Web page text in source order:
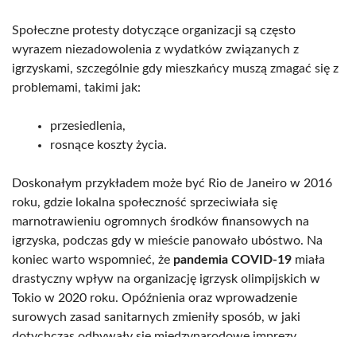
Społeczne protesty dotyczące organizacji są często
wyrazem niezadowolenia z wydatków związanych z
igrzyskami, szczególnie gdy mieszkańcy muszą zmagać się z
problemami, takimi jak:
przesiedlenia,
rosnące koszty życia.
Doskonałym przykładem może być Rio de Janeiro w 2016
roku, gdzie lokalna społeczność sprzeciwiała się
marnotrawieniu ogromnych środków finansowych na
igrzyska, podczas gdy w mieście panowało ubóstwo. Na
koniec warto wspomnieć, że pandemia COVID-19 miała
drastyczny wpływ na organizację igrzysk olimpijskich w
Tokio w 2020 roku. Opóźnienia oraz wprowadzenie
surowych zasad sanitarnych zmieniły sposób, w jaki